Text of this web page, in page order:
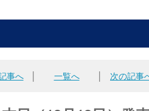
事へ│ 一覧へ 次の記事